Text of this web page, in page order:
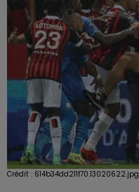
Crédit : 614b34dd211f70.13020622.jpg